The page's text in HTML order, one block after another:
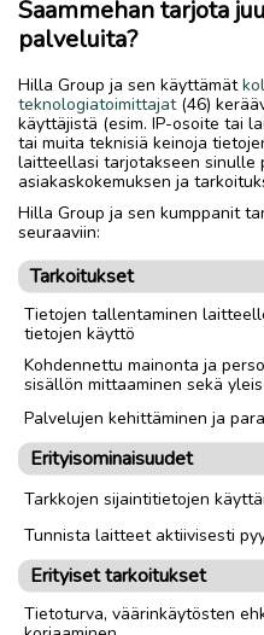
Yliopiston
perinteisestä
Suomen
on luonnon oma
vuodesta 2013 saakka.
juhlitaan aina elokuun
vuonna päivä oli 31.8.
saa ihmiset retkille ja
vuonna Suomen luonnon
eväsrepuista löytyy
huipentui, kun tuhannet
yönsä ulkona.
Sisäministeriö suosittaa
Saammehan tarjota
palveluita?
Hilla Group ja sen käyttämät
teknologiatoimittajat(46)
käyttäjistä (esim. IP-osoite tai
tai muita teknisiä keinoja
laitteellasi tarjotakseen sinulle
asiakaskokemuksen ja
Hilla Group ja sen kumppanit
seuraaviin:
Tarkoitukset
Tietojen tallentaminen
tietojen käyttö
Kohdennettu mainonta ja
sisällön mittaaminen sekä
Palvelujen kehittäminen ja
Erityisominaisuudet
Tarkkojen sijaintitietojen
Tunnista laitteet aktiivisesti
Erityiset tarkoitukset
Tietoturva, väärinkäytösten